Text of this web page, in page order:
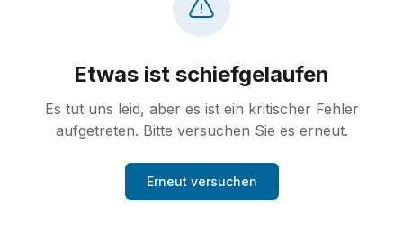
Etwas ist schiefgelaufen
Es tut uns leid, aber es ist ein kritischer Fehler
aufgetreten. Bitte versuchen Sie es erneut.
Erneut versuchen